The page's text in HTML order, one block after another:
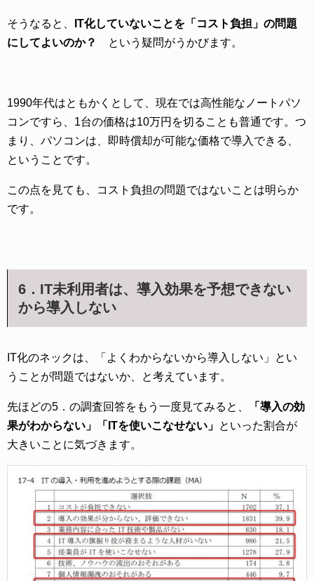
そうなると、
IT化していないことを「コスト負担」の問題
にしてよいのか？
という疑問がうかびます。
1990年代はともかくとして、現在では高性能なノートパソ
コンですら、1台の価格は10万円を切ることも普通です。つ
まり、パソコンは、即時償却が可能な価格で導入できる、
ということです。
この点を見ても、コスト負担の問題ではないことは明らか
です。
6．IT未利用者は、導入効果を予想できない
から導入しない
IT化のネックは、「よくわからないから導入しない」とい
うことが問題ではないか、と考えています。
先ほどの5．の調査回答をもう一度見てみると、
「導入の効
果がわからない」「ITを使いこなせない」 といった割合が
大きいことに気づきます。